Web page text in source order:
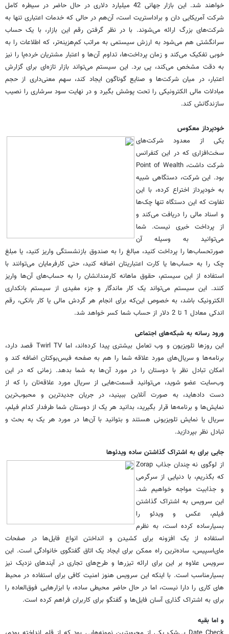
خواهند شد. این بازار جهانی 42 میلیارد دلاری در حال حاضر در سیطره کامل
شرکت آمریکایی دان و براداستریت است، آن‌هم در حالی که خدمات اعتباری تنها به
شرکت‌های بزرگ ارائه می‌شوند. با در نظر گرفتن رقم این بازار، با یک حساب
سرانگشتی هم می‌شود به ارزش سیستمی به مراتب کم‌هزینه‌تر، که اطلاعات را به
خوبی تفکیک می‌کند و زمان پرداخت‌ها، تداوم آن‌ها و اعتبار مشتریان خرده‌پا را نیز
به دقت مشخص می‌کند، پی برد. این سیستم می‌تواند بازار تاز‌ه‌ای برای گزارش
اعتبار، در میان شرکت‌ها و صنایع گوناگون ایجاد کند، سهم معنی‌داری از حجم
مبادلات مالی الکترونیکی را تحت پوشش بگیرد و در نهایت سود سرشاری را نصیب
سازندگانش کند.
خودپرداز معکوس
یکی از معدود شرکت‌های
سخت‌افزاری که در این کنفرانس
شرکت داشت، Point of Wealth
بود. این شرکت، دستگاهی شبیه
به خودپرداز اختراع کرده، با این
تفاوت که این دستگاه تنها چک‌ها
و اسناد مالی را دریافت می‌کند و
از پرداخت خبری نیست. شما
می‌توانید به وسیله آن
صورتحساب‌ها را پرداخت کنید، مبالغ را به صندوق بازنشستگى واریز کنید، یا مبلغ
چک را به حساب‌ها یا کارت اعتباریتان اضافه کنید، حتی کارفرمایان می‌توانند با
استفاده از این سیستم، حقوق ما‌هانه کارمندانشان را به حساب‌های آن‌ها واریز
کنند. این سیستم می‌تواند یک کار ماندگار و جزء مفیدی از سیستم بانکداری
الکترونیک باشد، به خصوص این‌که برای انجام هر گردش مالی یا کار بانکی، رقم
اندکی معادل 1 تا 2 دلار از حساب شما کسر خواهد شد.
ورود رسانه به شبکه‌های اجتماعی
این روز‌ها تلویزیون و وب تعامل بیشتری پیدا کرد‌ه‌اند، اما Twirl TV قصد دارد،
برنامه‌ها و سریال‌های مورد علاقه شما را هم به صفحه فیس‌بوکتان اضافه کند و
امکان تبادل نظر با دوستان را در مورد آن‌ها به شما بدهد. زمانی که در این
وب‌سایت عضو شوید، می‌توانید قسمت‌هایی از سریال مورد علاقه‌تان را که از
دست داد‌هاید، به صورت آنلاین ببینید، در جریان جدیدترین و محبوب‌ترین
نمایش‌ها و برنامه‌ها قرار بگیرید، بدانید هر یک از دوستان شما طرفدار کدام فیلم،
سریال یا نمایش تلویزیونی هستند و بتوانید با آن‌ها در مورد هر یک به بحث و
تبادل نظر بپردازید.
جایی برای به اشتراک گذاشتن ساده ویدئو‌ها
از لوگوی نه چندان جذاب Zorap
که بگذریم، با دنیایی از سرگرمی
و جذابیت مواجه خواهیم شد.
این سرویس به اشتراک گذاشتن
فیلم، عکس و ویدئو را
بسیارساده کرده است، به نظرم
استفاده از یک افزونه برای کشیدن و انداختن انواع فایل‌ها در صفحات
مای‌اسپیس، ساده‌ترین راه ممکن برای ایجاد یک اتاق گفتگوی خانوادگی است. این
سرویس علاوه بر این برای ارائه تیزر‌ها و طرح‌های تجاری در آیند‌های نزدیک نیز
بسیارمناسب است. با اینکه این سرویس هنوز امنیت کافی برای استفاده در محیط
‌های کاری را دارا نیست، اما در حال حاضر محیطی ساده، با ابزار‌هایی فوق‌العاده را
برای به اشتراک گذاری آسان فایل‌ها و گفتگو برای کاربران فراهم کرده است.
و اما بقیه